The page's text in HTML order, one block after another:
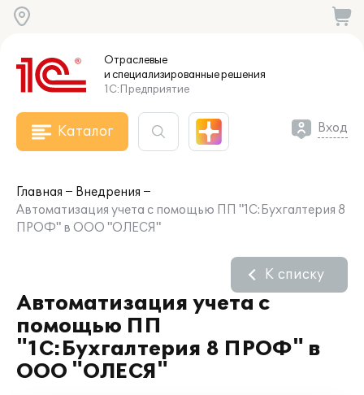
Отраслевые
и специализированныерешения
1С:Предприятие
Каталог Вход
Главная
Внедрения
Автоматизация учета с помощью ПП "1С:Бухгалтерия 8
ПРОФ" в ООО "ОЛЕСЯ"
Автоматизация учета с
помощью ПП
"1С:Бухгалтерия 8 ПРОФ" в
ООО "ОЛЕСЯ"
К списку